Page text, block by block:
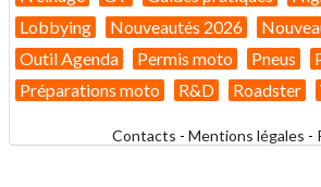
Lobbying
Nouveautés 2026
Outil Agenda
Permis moto Pneus
Préparations moto
R&D Roadster
Contacts - Mentions légales -